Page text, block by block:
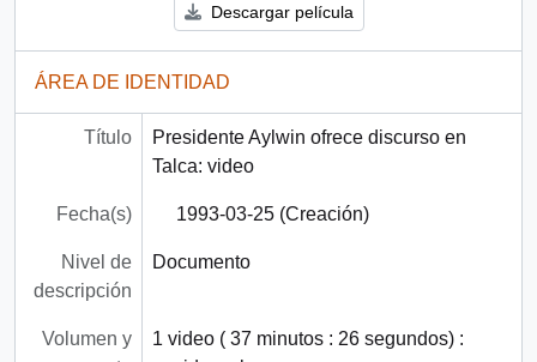
Descargar película
ÁREA DE IDENTIDAD
Título
Presidente Aylwin ofrece discurso en
Talca: video
Fecha(s) 1993-03-25 (Creación)
Nivel de
descripción
Documento
Volumen y
1 video ( 37 minutos : 26 segundos) :